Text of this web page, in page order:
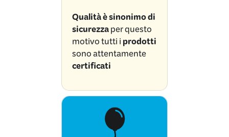
Qualità è sinonimo di
sicurezzaper questo
motivo tutti i prodotti
sono attentamente
certificati